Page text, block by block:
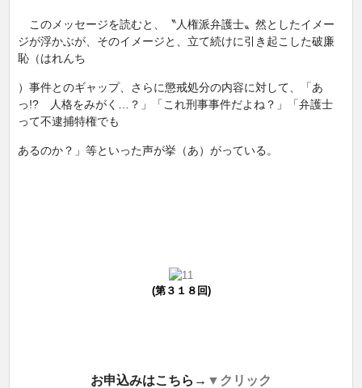
このメッセージを読むと、〝人権派弁護士〟然としたイメー
ジが浮かぶが、そのイメージと、立て続けに引き起こした破廉
恥（はれんち
）事件とのギャップ、さらに懲戒処分の内容に対して、「あ
っ!? 人格をみがく…？」「これ刑事事件だよね？」「弁護士
って不逮捕特権でも
あるのか？」等といった声が挙（あ）がっている。
(第３１８回)
お申込みはこちら→ ▼クリック